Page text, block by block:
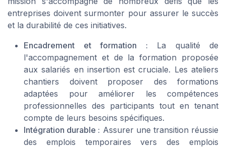
entreprises doivent surmonter pour assurer le succès
et la durabilité de ces initiatives.
Encadrement et formation : La qualité de
l'accompagnement et de la formation proposée
aux salariés en insertion est cruciale. Les ateliers
chantiers doivent proposer des formations
adaptées pour améliorer les compétences
professionnelles des participants tout en tenant
compte de leurs besoins spécifiques.
Intégration durable : Assurer une transition réussie
des emplois temporaires vers des emplois